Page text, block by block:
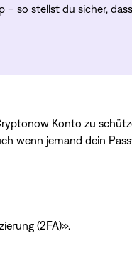
so stellst du sicher,
Konto zu
wenn jemand dein
(2FA)».